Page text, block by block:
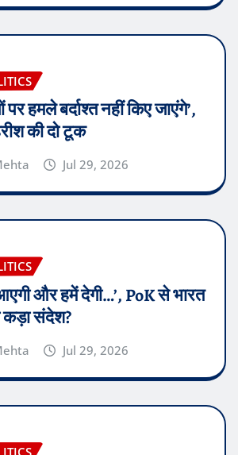
पर हमले बर्दाश्त नहीं किए जाएंगे’,
की दो टूक
Jul 29, 2026
और हमें देगी…’, PoK से भारत
संदेश?
Jul 29, 2026